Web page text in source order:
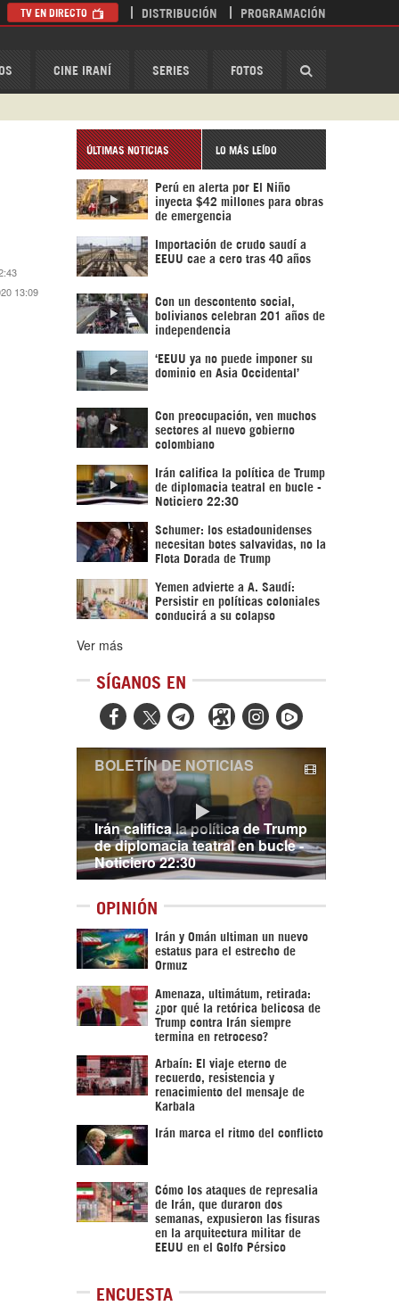
CINE IRANÍ SERIES FOTOS
TV EN DIRECTO DISTRIBUCIÓN PROGRAMACIÓN
13:09
ÚLTIMAS NOTICIAS LO MÁS LEÍDO
Perú en alerta por El Niño
inyecta $42 millones para obras
de emergencia
Importación de crudo saudí a
EEUU cae a cero tras 40 años
Con un descontento social,
bolivianos celebran 201 años de
independencia
‘EEUU ya no puede imponer su
dominio en Asia Occidental’
Con preocupación, ven muchos
sectores al nuevo gobierno
colombiano
Irán califica la política de Trump
de diplomacia teatral en bucle -
Noticiero 22:30
Schumer: los estadounidenses
necesitan botes salvavidas, no la
Flota Dorada de Trump
Yemen advierte a A. Saudí:
Persistir en políticas coloniales
conducirá a su colapso
Ver más
SÍGANOS EN
  
Irán califica la política de Trump
de diplomacia teatral en bucle -
Noticiero 22:30
BOLETÍN DE NOTICIAS
OPINIÓN
Irán y Omán ultiman un nuevo
estatus para el estrecho de
Ormuz
Amenaza, ultimátum, retirada:
¿por qué la retórica belicosa de
Trump contra Irán siempre
termina en retroceso?
Arbaín: El viaje eterno de
recuerdo, resistencia y
renacimiento del mensaje de
Karbala
Irán marca el ritmo del conflicto
Cómo los ataques de represalia
de Irán, que duraron dos
semanas, expusieron las fisuras
en la arquitectura militar de
EEUU en el Golfo Pérsico
ENCUESTA